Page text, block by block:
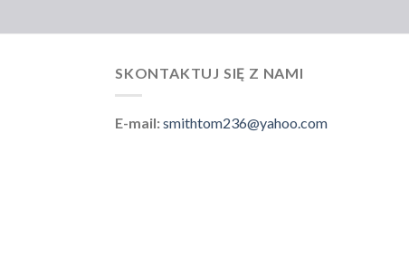
SKONTAKTUJ SIĘ Z NAMI
E-mail:smithtom236@yahoo.com